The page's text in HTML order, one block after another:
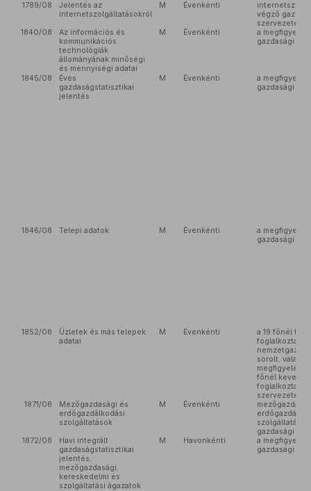
1789/08
Jelentés az
internetszolgáltatásokról
M Évenkénti
végző
szervezetek
1840/08
Az információs és
kommunikációs
technológiák
állományának minőségi
és mennyiségi adatai
M Évenkénti
a
gazdasági
1845/08
Éves
gazdaságstatisztikai
jelentés
M Évenkénti
a
gazdasági
1846/08 Telepi adatok M Évenkénti
a
gazdasági
1852/08
Üzletek és más telepek
adatai
M Évenkénti
a 19 főnél
foglalkoztató
sorolt,
főnél
foglalkoztató
szervezetek
1871/08
Mezőgazdasági és
erdőgazdálkodási
szolgáltatások
M Évenkénti
szolgáltatást
gazdasági
1872/08
Havi integrált
gazdaságstatisztikai
jelentés,
mezőgazdasági,
kereskedelmi és
szolgáltatási ágazatok
M Havonkénti
a
gazdasági